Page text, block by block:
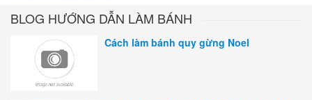
BLOG HƯỚNG DẪN LÀM BÁNH
Cách làm bánh quy gừng Noel